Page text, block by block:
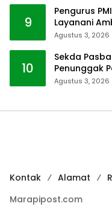
9
Pengurus
Layanani
Agustus 3, 2026
10
Sekda
Penunggak
Agustus 3, 2026
Kontak Alamat
Marapipost.com